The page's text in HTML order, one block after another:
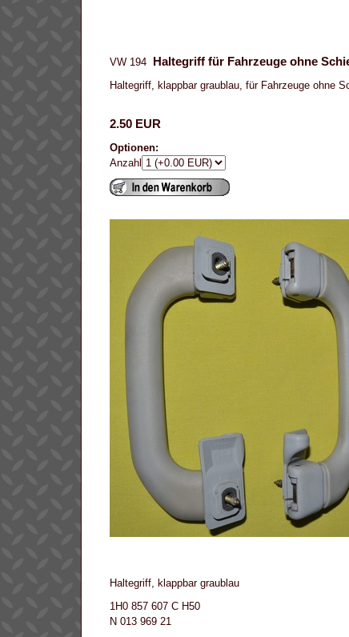
VW 194 Haltegriff für Fahrzeuge ohne
Haltegriff, klappbar graublau, für Fahrzeuge ohne
2.50 EUR
Optionen:
Anzahl
Haltegriff, klappbar graublau
1H0 857 607 C H50
N 013 969 21